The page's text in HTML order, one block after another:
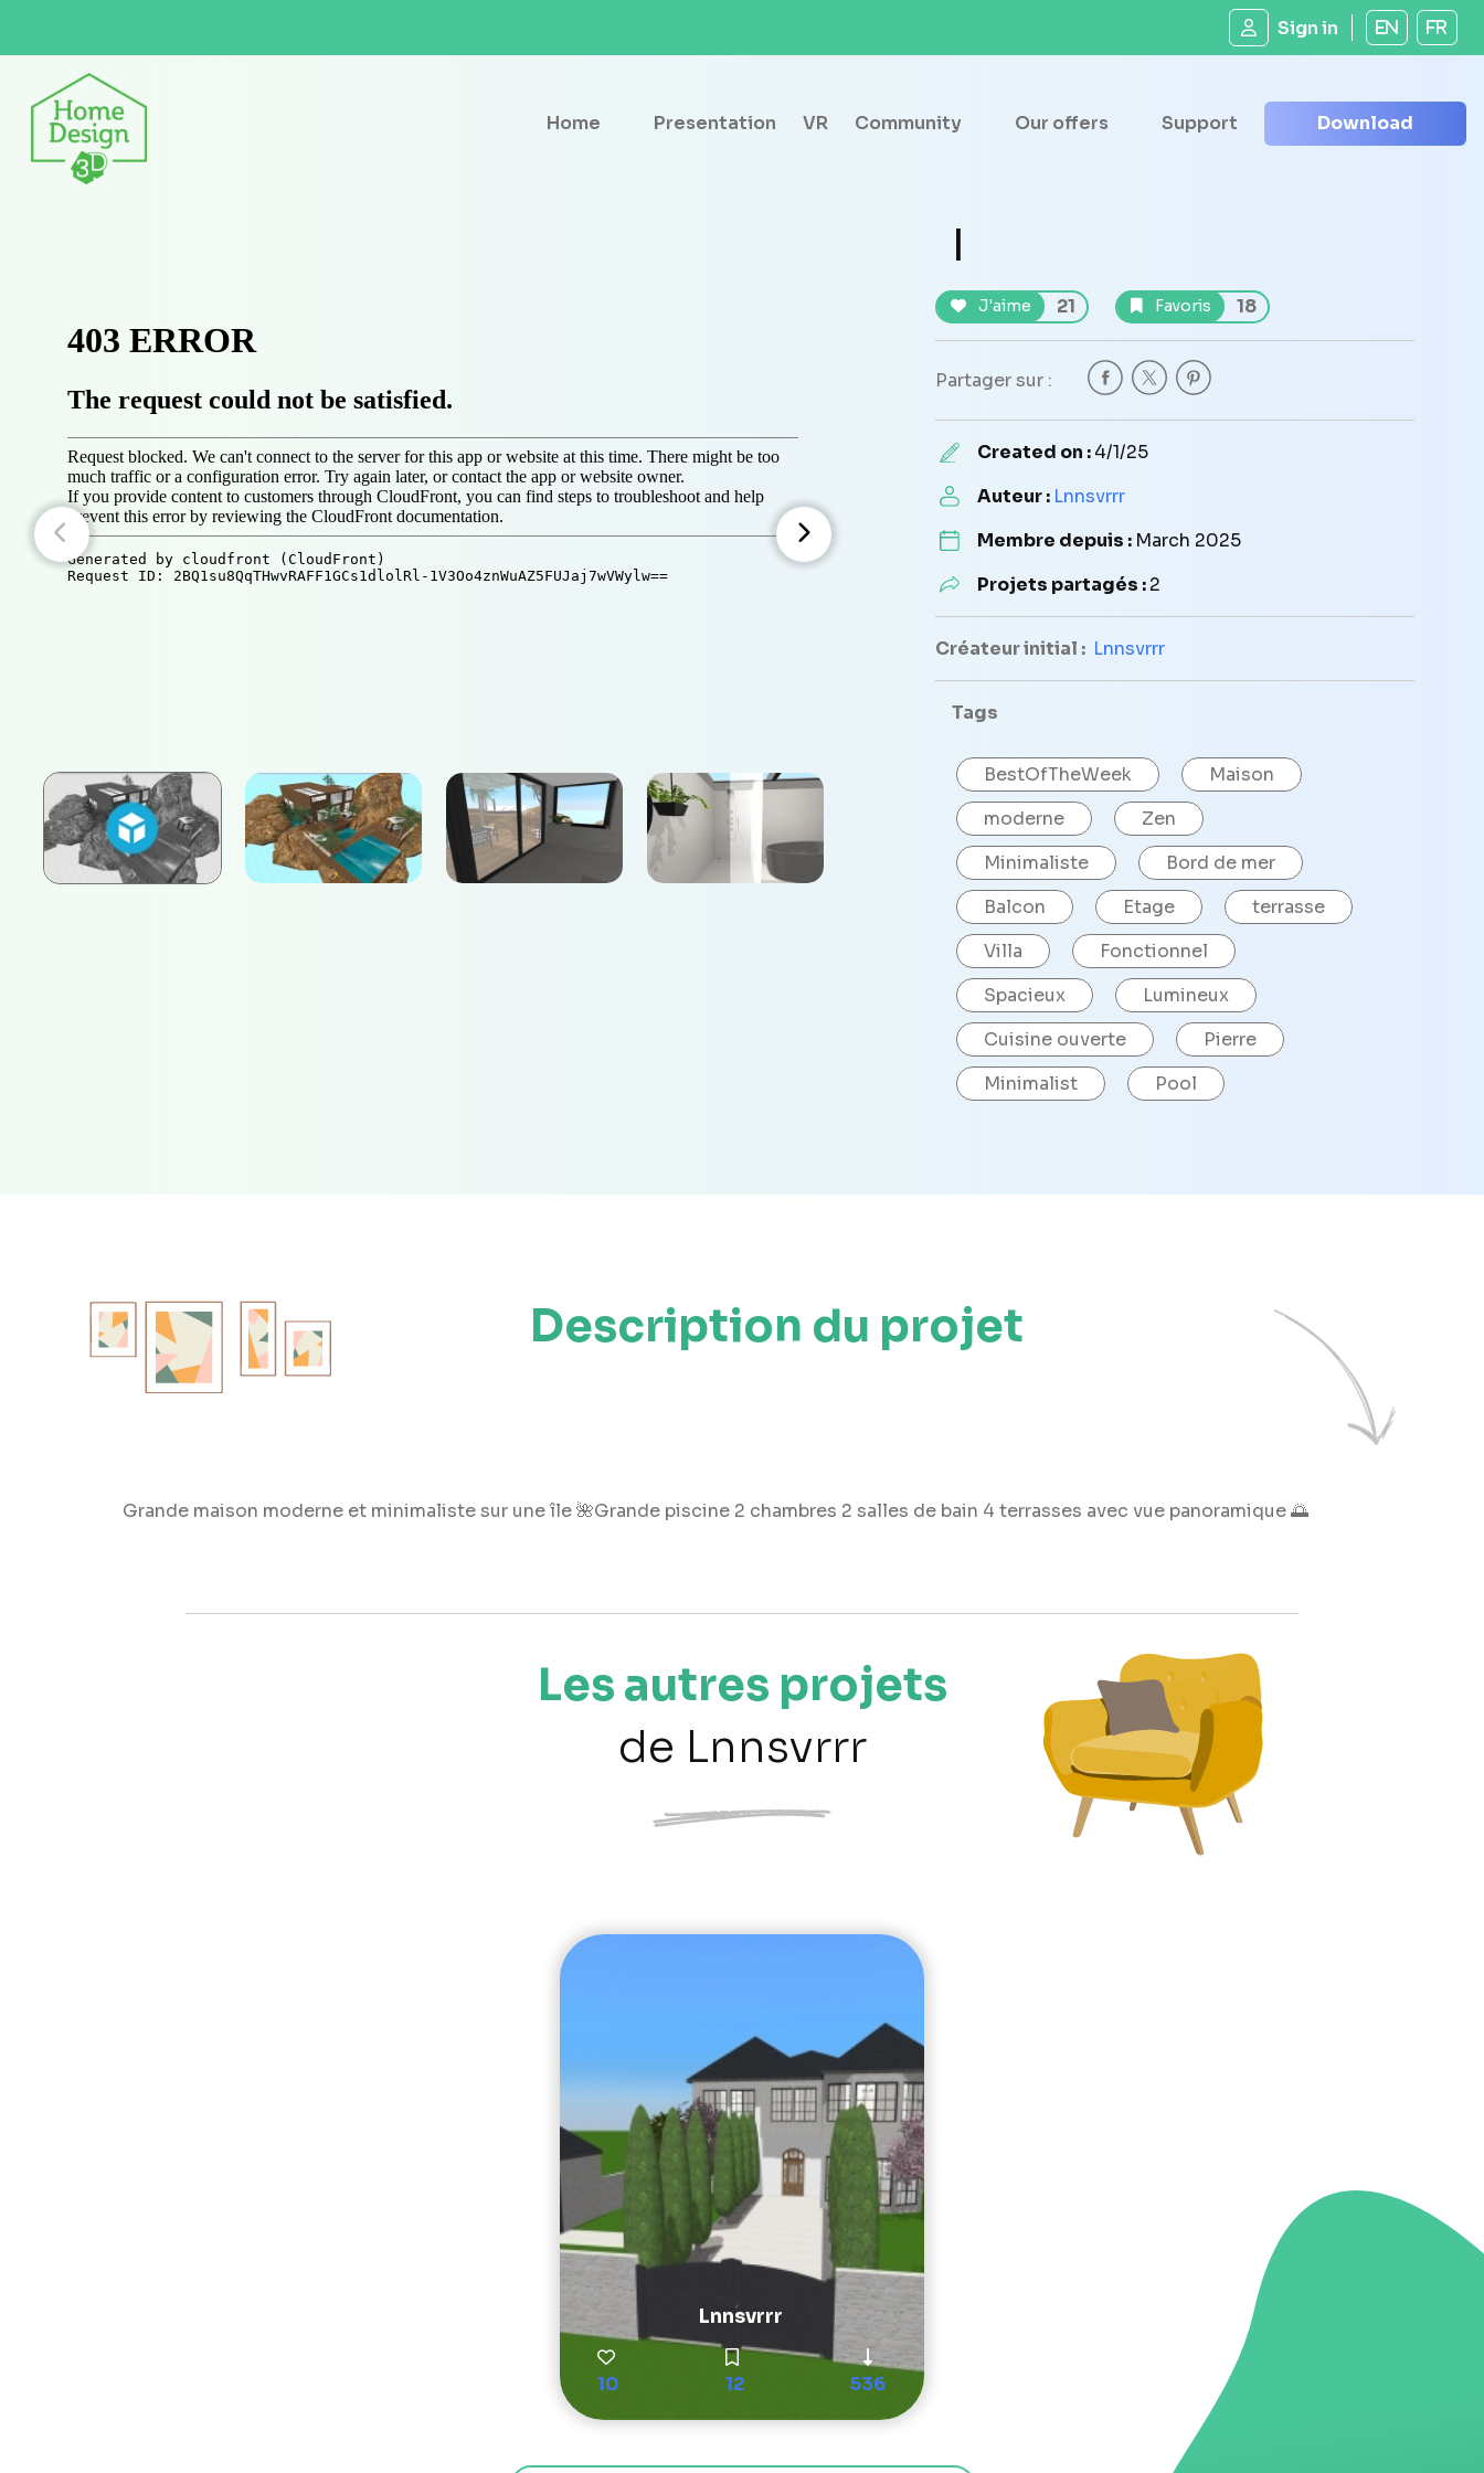
Sign in EN FR
Home Presentation VR Community Our offers Support Download
I
J'aime 21 Favoris 18
Partager sur :
Created on :4/1/25
Auteur : Lnnsvrrr
Membre depuis : March 2025
Projets partagés :2
Créateur initial : Lnnsvrrr
Tags
BestOfTheWeek
Maison
moderne
Zen
Minimaliste
Bord de mer
Balcon
Etage
terrasse
Villa
Fonctionnel
Spacieux
Lumineux
Cuisine ouverte
Pierre
Minimalist
Pool
Description du projet
Grande maison moderne et minimaliste sur une île 🌺Grande piscine 2 chambres 2 salles de bain 4 terrasses avec vue panoramique 🌅
Les autres projets
de Lnnsvrrr
Lnnsvrrr
10 12 536